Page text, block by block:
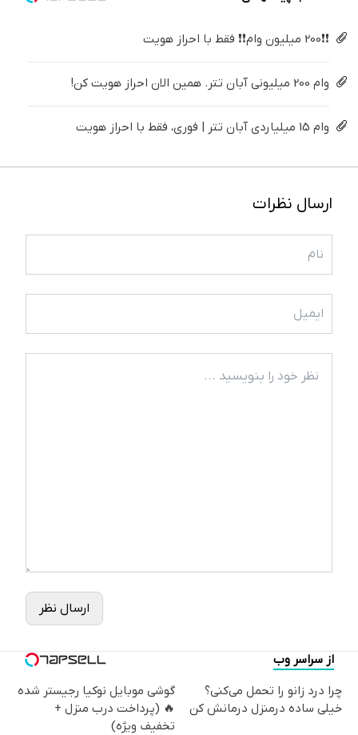
❗❗200 میلیون وام❗❗ فقط با احراز هویت
وام 200 میلیونی آبان تتر. همین الان احراز هویت کن!
وام 15 میلیاردی آبان تتر | فوری، فقط با احراز هویت
ارسال نظرات
ارسال نظر
از سراسر وب
چرا درد زانو را تحمل می‌کنی؟
خیلی ساده درمنزل درمانش کن
گوشی موبایل نوکیا رجیستر شده
🔥 (پرداخت درب منزل +
تخفیف ویژه)